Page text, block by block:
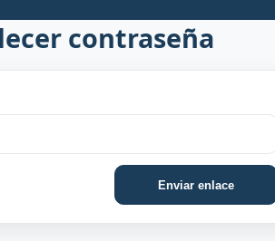
contraseña
Enviar enlace